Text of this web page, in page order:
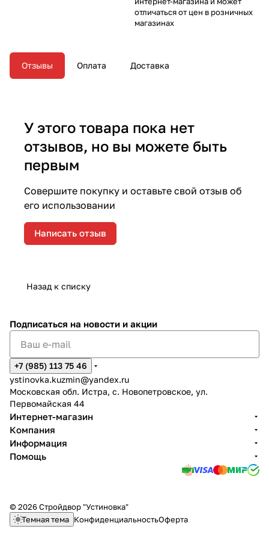
отличаться от цен в розничных
магазинах
Отзывы Оплата Доставка
У этого товара пока нет
отзывов, но вы можете быть
первым
Совершите покупку и оставьте свой отзыв об
его использовании
Написать отзыв
Назад к списку
Подписаться на новости и акции
+7 (985) 113 75 46
ystinovka.kuzmin@yandex.ru
Московская обл. Истра, с. Новопетровское, ул.
Первомайская 44
Интернет-магазин
Компания
Информация
Помощь
© 2026 Стройдвор "Устиновка"
Темная тема КонфиденциальностьОферта